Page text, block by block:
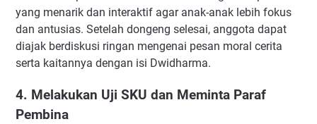
yang menarik dan interaktif agar anak-anak lebih fokus
dan antusias. Setelah dongeng selesai, anggota dapat
diajak berdiskusi ringan mengenai pesan moral cerita
serta kaitannya dengan isi Dwidharma.
4. Melakukan Uji SKU dan Meminta Paraf
Pembina